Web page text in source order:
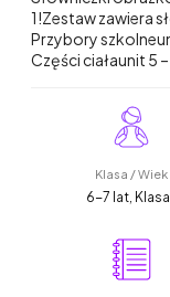
1!Zestaw zawiera
Przybory
Części ciałaunit 5
Klasa / Wiek
6-7 lat, Klasa